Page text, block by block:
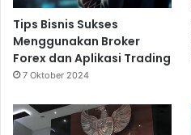
Tips Bisnis Sukses
Menggunakan Broker
Forex dan Aplikasi Trading
7 Oktober 2024